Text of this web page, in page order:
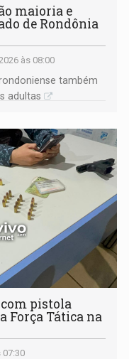
maioria e
de Rondônia
às 08:00
também
adultas
com pistola
Força Tática na
07:30